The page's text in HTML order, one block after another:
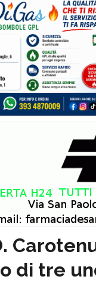
di tre